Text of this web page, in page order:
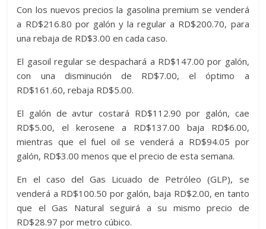
Con los nuevos precios la gasolina premium se venderá
a RD$216.80 por galón y la regular a RD$200.70, para
una rebaja de RD$3.00 en cada caso.
El gasoil regular se despachará a RD$147.00 por galón,
con una disminución de RD$7.00, el óptimo a
RD$161.60, rebaja RD$5.00.
El galón de avtur costará RD$112.90 por galón, cae
RD$5.00, el kerosene a RD$137.00 baja RD$6.00,
mientras que el fuel oil se venderá a RD$94.05 por
galón, RD$3.00 menos que el precio de esta semana.
En el caso del Gas Licuado de Petróleo (GLP), se
venderá a RD$100.50 por galón, baja RD$2.00, en tanto
que el Gas Natural seguirá a su mismo precio de
RD$28.97 por metro cúbico.